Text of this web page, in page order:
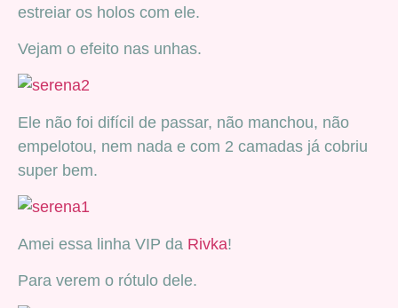
estreiar os holos com ele.
Vejam o efeito nas unhas.
Ele não foi difícil de passar, não manchou, não
empelotou, nem nada e com 2 camadas já cobriu
super bem.
Amei essa linha VIP da Rivka!
Para verem o rótulo dele.